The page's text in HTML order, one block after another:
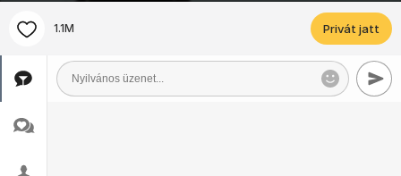
1.1M Privát jatt